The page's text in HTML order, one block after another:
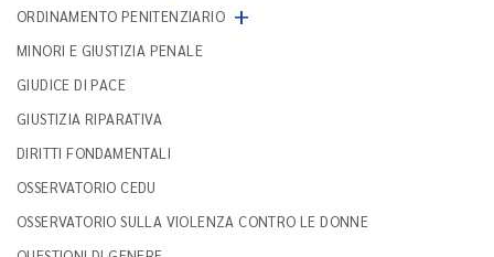
ORDINAMENTO PENITENZIARIO +
MINORI E GIUSTIZIA PENALE
GIUDICE DI PACE
GIUSTIZIA RIPARATIVA
DIRITTI FONDAMENTALI
OSSERVATORIO CEDU
OSSERVATORIO SULLA VIOLENZA CONTRO LE DONNE